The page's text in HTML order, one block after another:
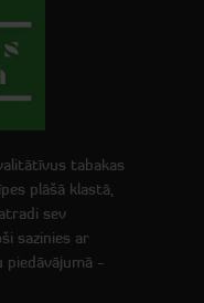
tabakas
plāšā klastā,
sev
sazinies ar
piedāvājumā -